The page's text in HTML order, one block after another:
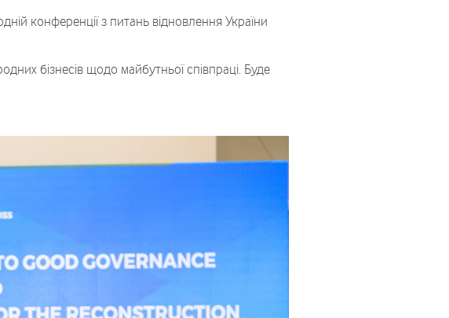
конференції з питань відновлення України
бізнесів щодо майбутньої співпраці. Буде